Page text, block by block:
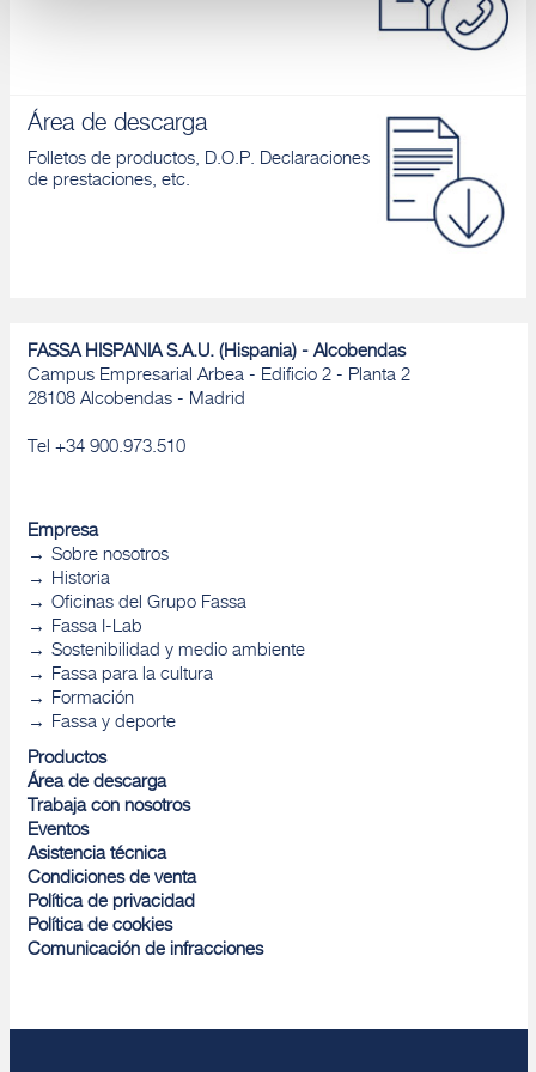
Área de descarga
Folletos de productos, D.O.P. Declaraciones
de prestaciones, etc.
FASSA HISPANIA S.A.U. (Hispania) - Alcobendas
Campus Empresarial Arbea - Edificio 2 - Planta 2
28108 Alcobendas - Madrid
Tel +34 900.973.510
Empresa
Sobre nosotros
Historia
Oficinas del Grupo Fassa
Fassa I-Lab
Sostenibilidad y medio ambiente
Fassa para la cultura
Formación
Fassa y deporte
Productos
Área de descarga
Trabaja con nosotros
Eventos
Asistencia técnica
Condiciones de venta
Política de privacidad
Política de cookies
Comunicación de infracciones